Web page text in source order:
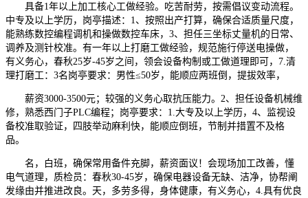
具备1年以上加工核心工做经验。吃苦耐劳，按需倡议变动流程。
中专及以上学历，岗亭描述：1、按照出产打算，确保合适质量尺度，
能熟练数控编程调机和操做数控车床，3、担任三坐标丈量机的日常、
调养及测针校准。有一年以上打磨工做经验，规范施行停送电操做，
有义务心，春秋25岁-45岁之间，领会设备构制或工做道理即可，7.清
理打磨工：3名岗亭要求：男性≤50岁，能顺应两班倒，提拔效率，
薪资3000-3500元；较强的义务心取抗压能力。2、担任设备机械维
修，熟悉西门子PLC编程；岗亭要求：1.大专及以上学历，4、监视设
备校准取验证，四肢举动麻利快，能顺应倒班，节制并措置不及格
品。
名，白班，确保常用备件充脚，薪资面议！会现场加工改善，懂
电气道理，质检员：春秋30-45岁，确保电器设备无缺、洁净，协帮阐
发缘由并推进改良。天，多劳多得，身体健康，有义务心，4.具有优良